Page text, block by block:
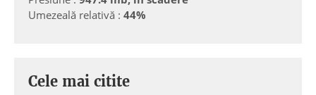
Umezeală relativă : 44%
Cele mai citite